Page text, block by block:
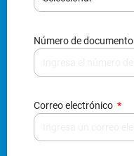
Número de documento
Correo electrónico